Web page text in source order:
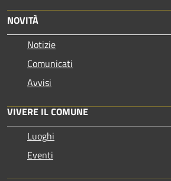
NOVITÀ
Notizie
Comunicati
Avvisi
VIVERE IL COMUNE
Luoghi
Eventi